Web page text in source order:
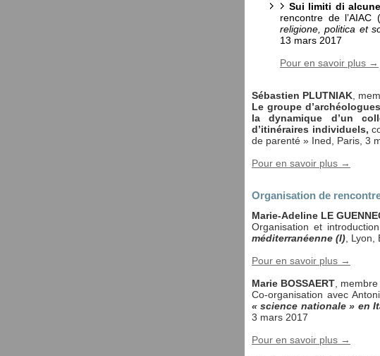
Sui limiti di
rencontre de l’AIAC (
religione, politica et
13 mars 2017
Pour en savoir plus →
Sébastien PLUTNIAK,
Le groupe
la dynamique d’un
d’itinéraires individuels,
de parenté » Ined, Paris, 3
Pour en savoir plus →
Organisation de
Marie-Adeline LE
Organisation et
méditerranéenne (I), Lyon,
Pour en savoir plus →
Marie BOSSAERT,
Co-organisation avec
« science nationale » en
3 mars 2017
Pour en savoir plus →